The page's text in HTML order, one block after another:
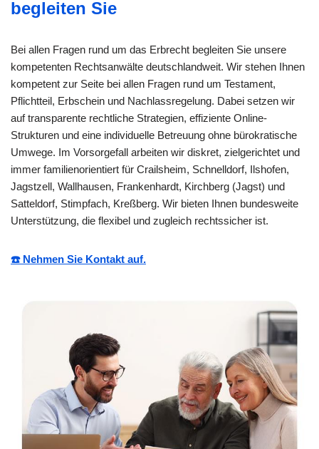
begleiten Sie
Bei allen Fragen rund um das Erbrecht begleiten Sie unsere
kompetenten Rechtsanwälte deutschlandweit. Wir stehen Ihnen
kompetent zur Seite bei allen Fragen rund um Testament,
Pflichtteil, Erbschein und Nachlassregelung. Dabei setzen wir
auf transparente rechtliche Strategien, effiziente Online-
Strukturen und eine individuelle Betreuung ohne bürokratische
Umwege. Im Vorsorgefall arbeiten wir diskret, zielgerichtet und
immer familienorientiert für Crailsheim, Schnelldorf, Ilshofen,
Jagstzell, Wallhausen, Frankenhardt, Kirchberg (Jagst) und
Satteldorf, Stimpfach, Kreßberg. Wir bieten Ihnen bundesweite
Unterstützung, die flexibel und zugleich rechtssicher ist.
☎️ Nehmen Sie Kontakt auf.